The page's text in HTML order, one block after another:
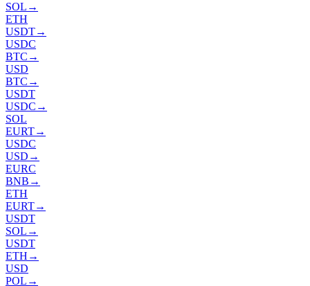
SOL →
ETH
USDT→
USDC
BTC →
USD
BTC →
USDT
USDC →
SOL
EURT→
USDC
USD →
EURC
BNB →
ETH
EURT→
USDT
SOL →
USDT
ETH →
USD
POL →